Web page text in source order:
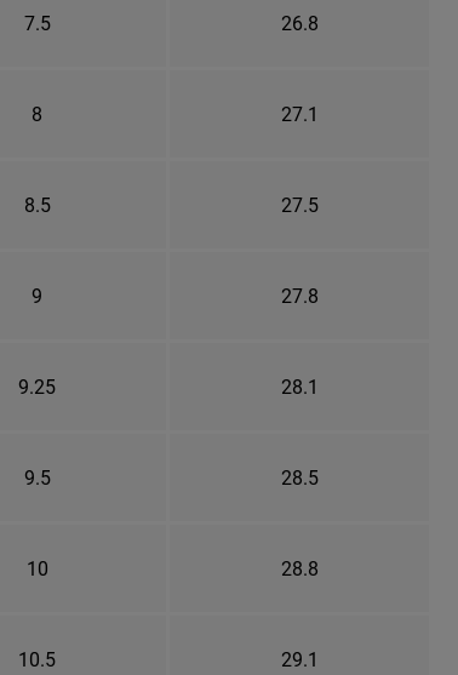
7.5 26.8
8 27.1
8.5 27.5
9 27.8
9.25 28.1
9.5 28.5
10 28.8
10.5 29.1